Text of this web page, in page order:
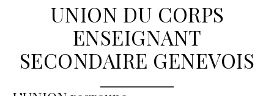
UNION DU CORPS
ENSEIGNANT
SECONDAIRE GENEVOIS